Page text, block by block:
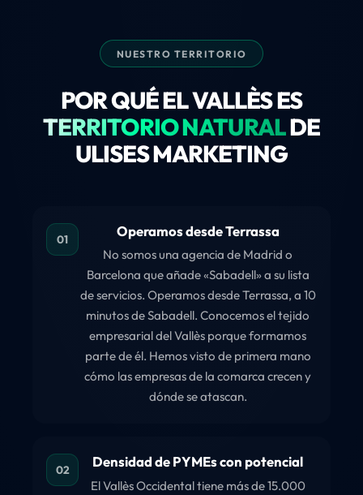
NUESTRO TERRITORIO
POR QUÉ EL VALLÈS ES
TERRITORIO NATURALDE
ULISES MARKETING
01 Operamos desde Terrassa
No somos una agencia de Madrid o
Barcelona que añade «Sabadell» a su lista
de servicios. Operamos desde Terrassa, a 10
minutos de Sabadell. Conocemos el tejido
empresarial del Vallès porque formamos
parte de él. Hemos visto de primera mano
cómo las empresas de la comarca crecen y
dónde se atascan.
02 Densidad de PYMEs con potencial
El Vallès Occidental tiene más de 15.000